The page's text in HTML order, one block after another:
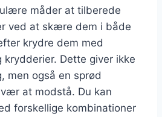
måder at tilberede
ved at skære dem i både
krydre dem med
Dette giver ikke
men også en sprød
at modstå. Du kan
forskellige kombinationer